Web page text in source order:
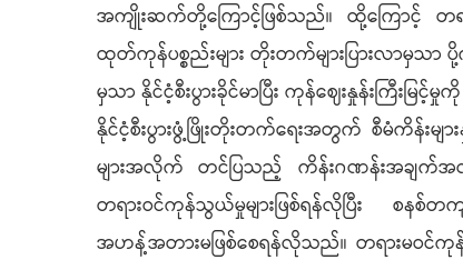
အကျိုးဆက်တို့ကြောင့်ဖြစ်သည်။ ထို့ကြောင့် တရ
ထုတ်ကုန်ပစ္စည်းများ တိုးတက်များပြားလာမှသာ
မှသာ နိုင်ငံ့စီးပွားခိုင်မာပြီး ကုန်ဈေးနှုန်းကြီး
နိုင်ငံ့စီးပွားဖွံ့ဖြိုးတိုးတက်ရေးအတွက် စီမံကိန်း
များအလိုက် တင်ပြသည့် ကိန်းဂဏန်းအချက်အ
တရားဝင်ကုန်သွယ်မှုများဖြစ်ရန်လိုပြီး စ
အဟန့်အတားမဖြစ်စေရန်လိုသည်။ တရားမဝင်ကု